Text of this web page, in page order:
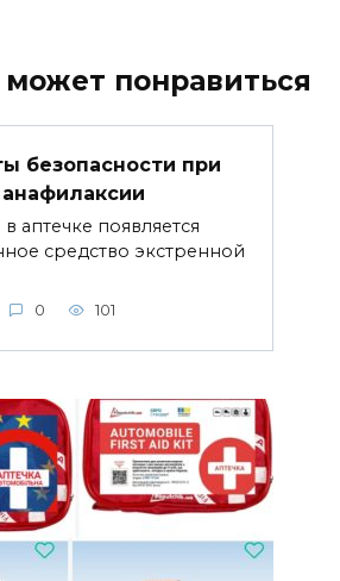
понравиться
безопасности при
анафилаксии
в аптечке появляется
средство экстренной
0 101